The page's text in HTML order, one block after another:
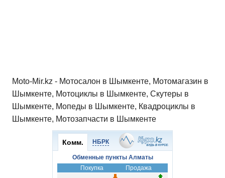
Moto-Mir.kz - Мотосалон в Шымкенте, Мотомагазин в
Шымкенте, Мотоциклы в Шымкенте, Скутеры в
Шымкенте, Мопеды в Шымкенте, Квадроциклы в
Шымкенте, Мотозапчасти в Шымкенте